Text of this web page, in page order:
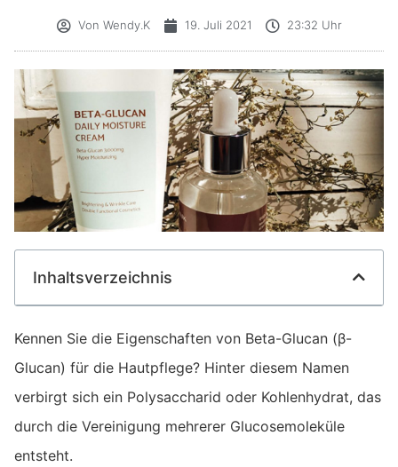
Von Wendy.K 19. Juli 2021 23:32 Uhr
Inhaltsverzeichnis
Kennen Sie die Eigenschaften von Beta-Glucan (β-
Glucan) für die Hautpflege? Hinter diesem Namen
verbirgt sich ein Polysaccharid oder Kohlenhydrat, das
durch die Vereinigung mehrerer Glucosemoleküle
entsteht.